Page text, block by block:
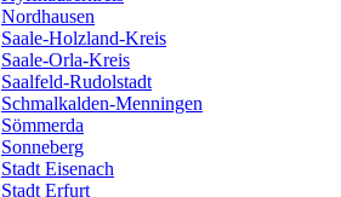
Nordhausen
Saale-Holzland-Kreis
Saale-Orla-Kreis
Saalfeld-Rudolstadt
Schmalkalden-Menningen
Sömmerda
Sonneberg
Stadt Eisenach
Stadt Erfurt